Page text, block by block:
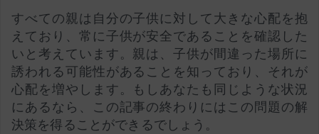
すべての親は自分の子供に対して大きな心配を抱
えており、常に子供が安全であることを確認した
いと考えています。親は、子供が間違った場所に
誘われる可能性があることを知っており、それが
心配を増やします。もしあなたも同じような状況
にあるなら、この記事の終わりにはこの問題の解
決策を得ることができるでしょう。